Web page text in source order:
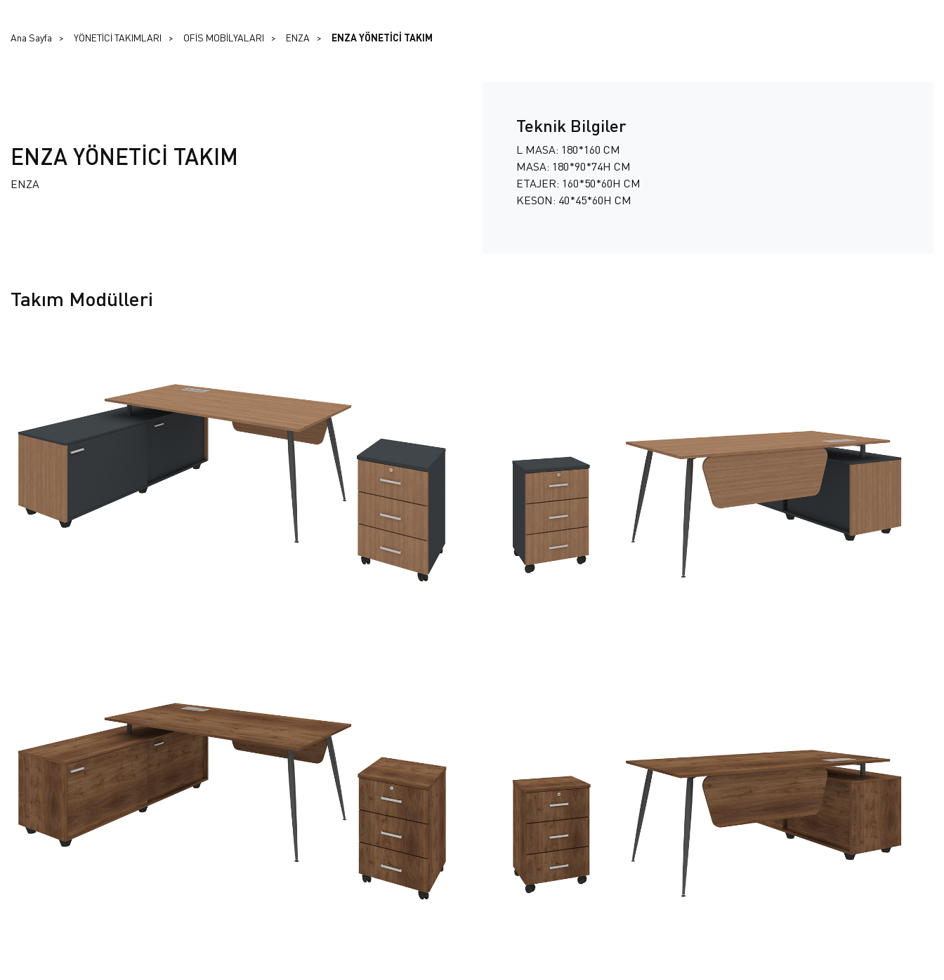
Ana Sayfa YÖNETİCİ TAKIMLARI OFİS MOBİLYALARI ENZA ENZA YÖNETİCİ TAKIM
ENZA YÖNETİCİ TAKIM
ENZA
Teknik Bilgiler
L MASA: 180*160 CM
MASA: 180*90*74H CM
ETAJER: 160*50*60H CM
KESON: 40*45*60H CM
Takım Modülleri